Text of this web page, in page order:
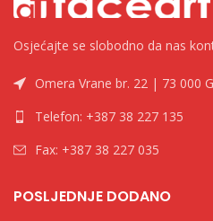
Osjećajte se slobodno da nas
Omera Vrane br. 22 | 73 000
Telefon: +387 38 227 135
Fax: +387 38 227 035
POSLJEDNJE DODANO